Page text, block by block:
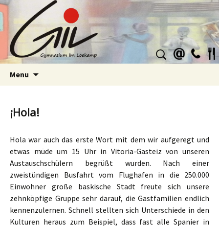
Suchen
nach:
Menu
¡Hola!
Hola war auch das erste Wort mit dem wir aufgeregt und
etwas müde um 15 Uhr in Vitoria-Gasteiz von unseren
Austauschschülern begrüßt wurden. Nach einer
zweistündigen Busfahrt vom Flughafen in die 250.000
Einwohner große baskische Stadt freute sich unsere
zehnköpfige Gruppe sehr darauf, die Gastfamilien endlich
kennenzulernen. Schnell stellten sich Unterschiede in den
Kulturen heraus zum Beispiel, dass fast alle Spanier in